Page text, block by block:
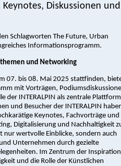
Keynotes, Diskussionen und
Schlagworten The Future, Urban
Informationsprogramm.
und Networking
07. bis 08. Mai 2025 stattfinden,
mit Vorträgen,
der INTERALPIN als zentrale
und Besucher der INTERALPIN
Keynotes, Fachvorträge und
Digitalisierung und Nachhaltigkeit
nur wertvolle Einblicke, sondern auch
Unternehmen durch gezielte
Im Zentrum der Inspiration
und die Rolle der Künstlichen